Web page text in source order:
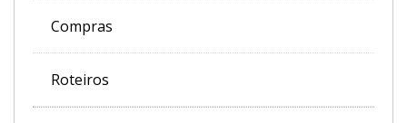
Compras
Roteiros